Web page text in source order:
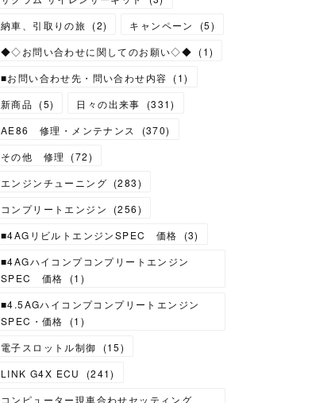
納車、引取りの旅 (2) キャンペーン (5)
◆◇お問い合わせに関してのお願い◇◆ (1)
■お問い合わせ先・問い合わせ内容 (1)
新商品 (5) 日々の出来事 (331)
AE86 修理・メンテナンス
(370)
その他 修理
(72)
エンジンチューニング (283)
コンプリートエンジン
(256)
■4AGリビルトエンジンSPEC 価格
(3)
■4AGハイコンプコンプリートエンジン
SPEC 価格
(1 )
■4.5AGハイコンプコンプリートエンジン
SPEC・価格
(1 )
電子スロットル制御
(15)
LINK G4X ECU
(241)
コンピューター現車合わせセッティング